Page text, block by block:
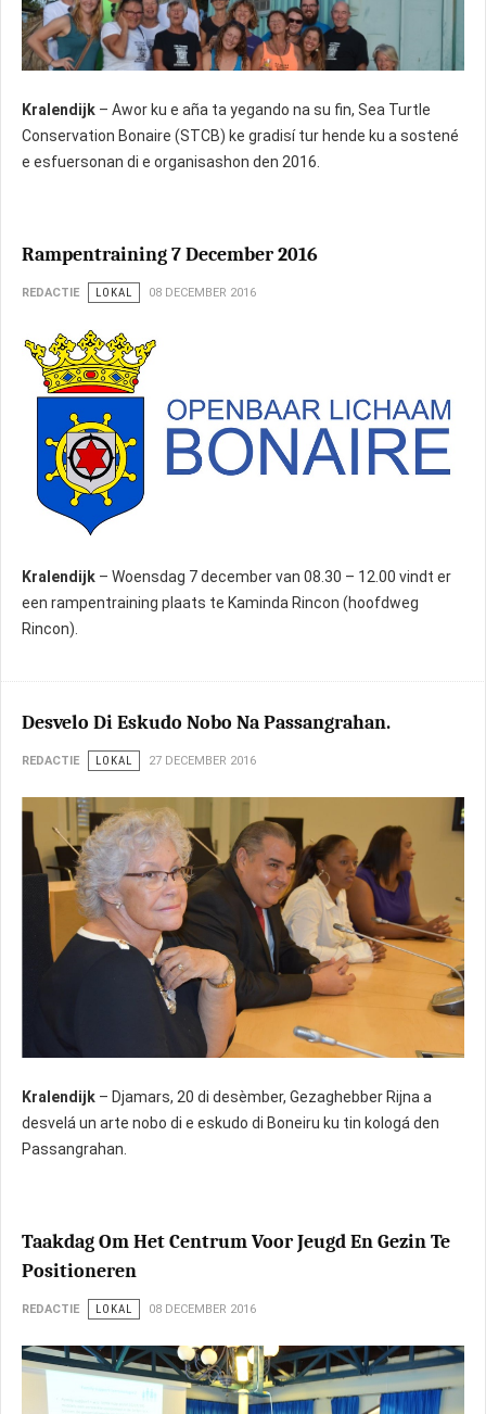
Kralendijk – Awor ku e aña ta yegando na su fin, Sea Turtle
Conservation Bonaire (STCB) ke gradisí tur hende ku a sostené
e esfuersonan di e organisashon den 2016.
Rampentraining 7 December 2016
REDACTIE LOKAL 08 DECEMBER 2016
Kralendijk – Woensdag 7 december van 08.30 – 12.00 vindt er
een rampentraining plaats te Kaminda Rincon (hoofdweg
Rincon).
Desvelo Di Eskudo Nobo Na Passangrahan.
REDACTIE LOKAL 27 DECEMBER 2016
Kralendijk – Djamars, 20 di desèmber, Gezaghebber Rijna a
desvelá un arte nobo di e eskudo di Boneiru ku tin kologá den
Passangrahan.
Taakdag Om Het Centrum Voor Jeugd En Gezin Te
Positioneren
REDACTIE LOKAL 08 DECEMBER 2016